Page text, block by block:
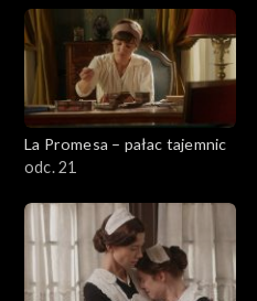
La Promesa – pałac tajemnic
odc. 21